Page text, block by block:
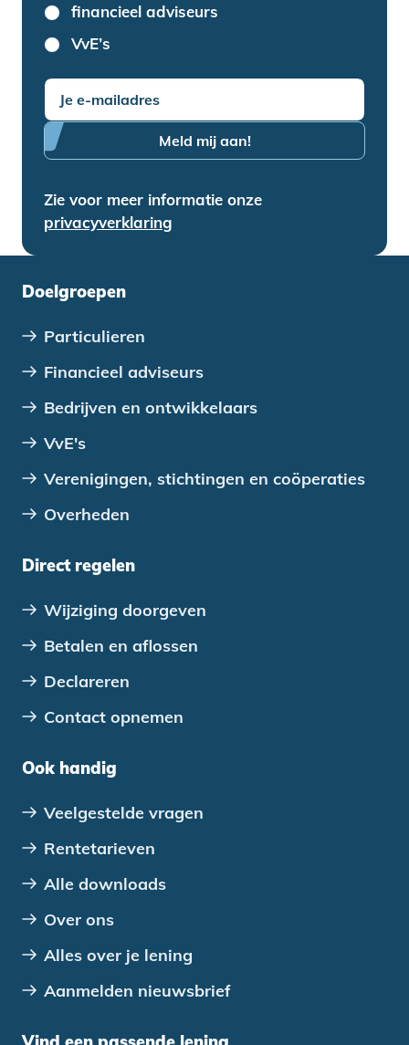
financieel adviseurs
VvE’s
Meld mij aan!
Zie voor meer informatie onze
privacyverklaring
Doelgroepen
Particulieren
Financieel adviseurs
Bedrijven en ontwikkelaars
VvE's
Verenigingen, stichtingen en coöperaties
Overheden
Direct regelen
Wijziging doorgeven
Betalen en aflossen
Declareren
Contact opnemen
Ook handig
Veelgestelde vragen
Rentetarieven
Alle downloads
Over ons
Alles over je lening
Aanmelden nieuwsbrief